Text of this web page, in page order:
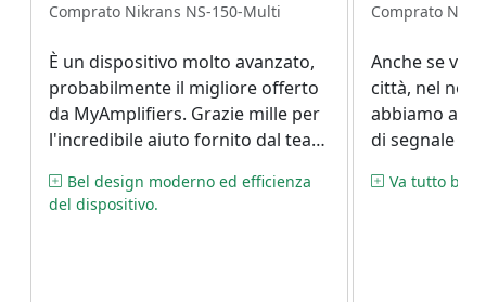
Comprato Nikrans NS-150-Multi
È un dispositivo molto avanzato,
probabilmente il migliore offerto
da MyAmplifiers. Grazie mille per
l'incredibile aiuto fornito dal team
piacevolmente sorpreso di
ricevere risposte a tutte le mie
Bel design moderno ed efficienza
del dispositivo.
Comprato
Anche se
città, nel
abbiamo
di segnale
abbiamo
Va tutto